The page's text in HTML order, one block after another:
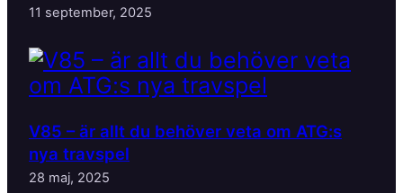
11 september, 2025
V85 – är allt du behöver veta om ATG:s
nya travspel
28 maj, 2025